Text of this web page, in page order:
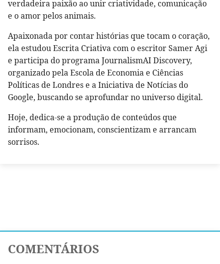
verdadeira paixão ao unir criatividade, comunicação
e o amor pelos animais.
Apaixonada por contar histórias que tocam o coração,
ela estudou Escrita Criativa com o escritor Samer Agi
e participa do programa JournalismAI Discovery,
organizado pela Escola de Economia e Ciências
Políticas de Londres e a Iniciativa de Notícias do
Google, buscando se aprofundar no universo digital.
Hoje, dedica-se a produção de conteúdos que
informam, emocionam, conscientizam e arrancam
sorrisos.
COMENTÁRIOS